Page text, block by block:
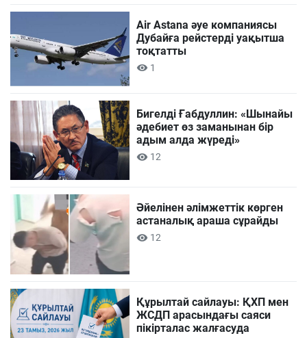
Air Astana әуе компаниясы
Дубайға рейстерді уақытша
тоқтатты
1
Бигелді Ғабдуллин: «Шынайы
әдебиет өз заманынан бір
адым алда жүреді»
12
Әйелінен әлімжеттік көрген
астаналық араша сұрайды
12
Құрылтай сайлауы: ҚХП мен
ЖСДП арасындағы саяси
пікірталас жалғасуда